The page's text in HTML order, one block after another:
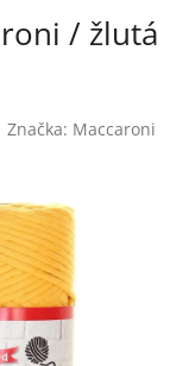
/ žlutá
Značka: Maccaroni